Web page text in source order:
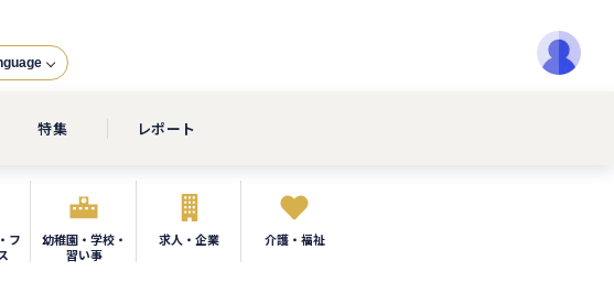
特集 レポート
フ
幼稚園・学校・
習い事
求人・企業 介護・福祉